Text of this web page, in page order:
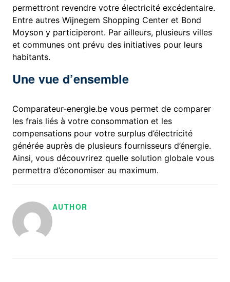
permettront revendre votre électricité excédentaire.
Entre autres Wijnegem Shopping Center et Bond
Moyson y participeront. Par ailleurs, plusieurs villes
et communes ont prévu des initiatives pour leurs
habitants.
Une vue d’ensemble
Comparateur-energie.be vous permet de comparer
les frais liés à votre consommation et les
compensations pour votre surplus d’électricité
générée auprès de plusieurs fournisseurs d’énergie.
Ainsi, vous découvrirez quelle solution globale vous
permettra d’économiser au maximum.
AUTHOR